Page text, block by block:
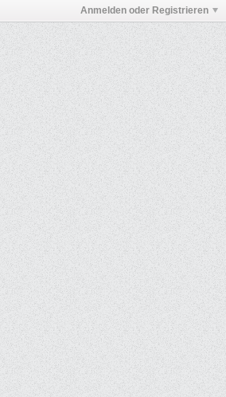
Anmelden oder Registrieren